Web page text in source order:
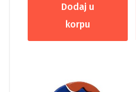
Dodaj u
korpu